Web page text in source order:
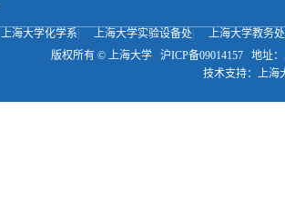
上海大学化学系 上海大学实验设备处
上海大学教务处
版权所有 © 上海大学 沪ICP备09014157
地址
技术支持： 上海